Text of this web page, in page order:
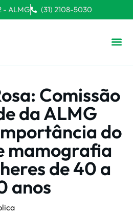
- ALMG (31) 2108-5030
Comissão
da ALMG
do
mamografia
de 40 a
anos